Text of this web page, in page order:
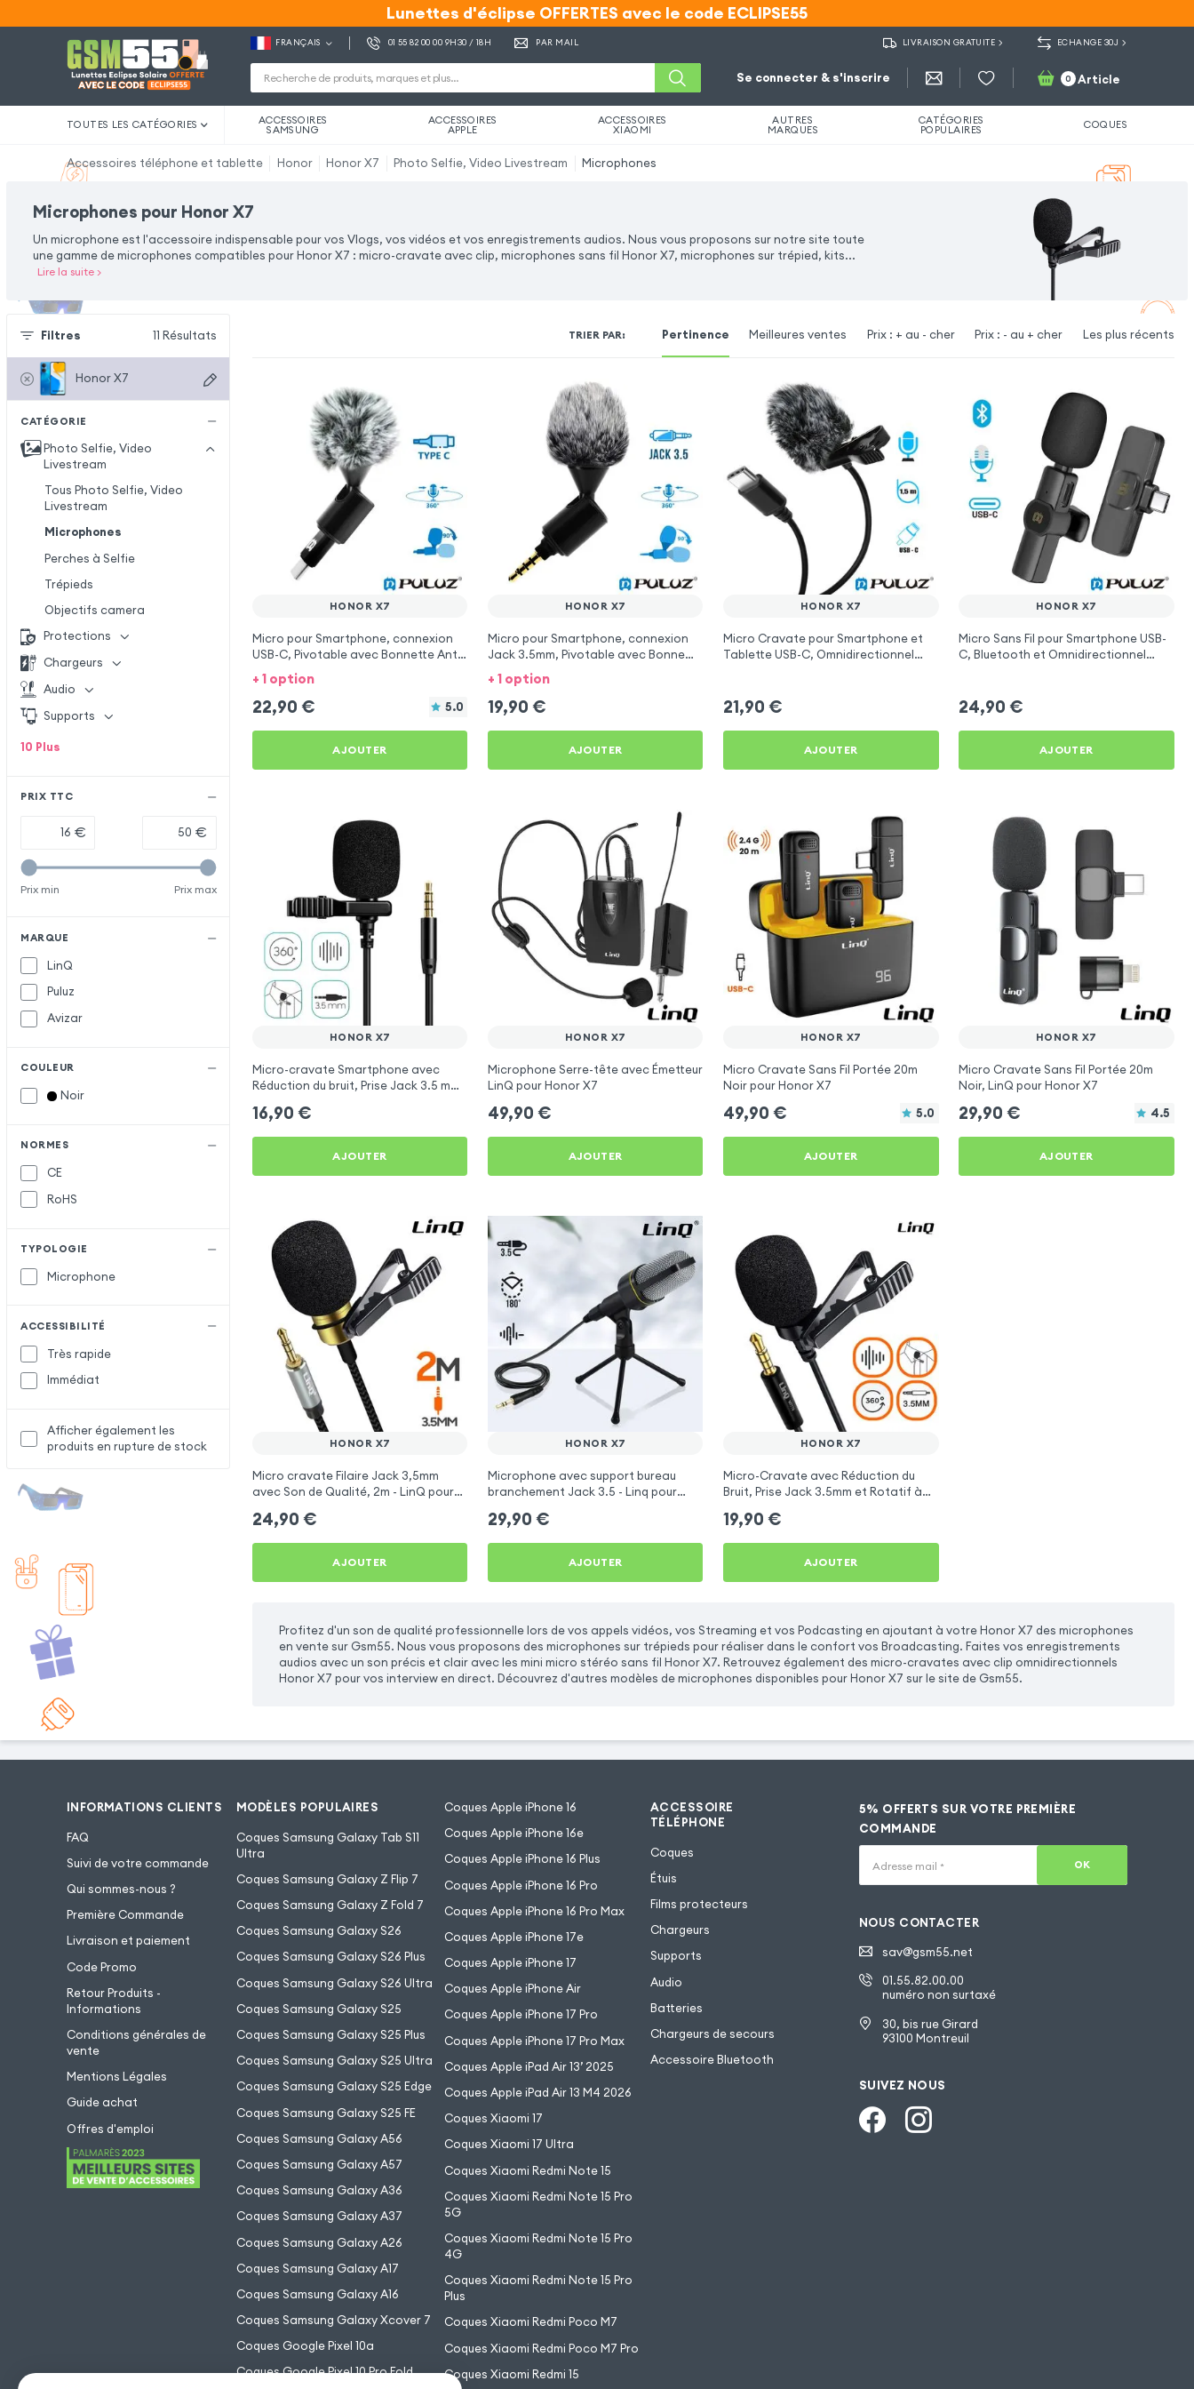
Lunettes d'éclipse OFFERTES avec le code ECLIPSE55
Lunettes d'éclipse OFFERTES avec le code ECLIPSE55
FRANÇAIS 01 55 82 00 00 9H30 / 18H PAR MAIL LIVRAISON GRATUITE ECHANGE 30J
Se connecter & s'inscrire 0 Article
TOUTES LES CATÉGORIES ACCESSOIRES
SAMSUNG
ACCESSOIRES
APPLE
ACCESSOIRES
XIAOMI
AUTRES
MARQUES
CATÉGORIES
POPULAIRES COQUES
Accessoires téléphone et tablette Honor Honor X7 Photo Selfie, Video Livestream Microphones
Microphones pour Honor X7
Un microphone est l'accessoire indispensable pour vos Vlogs, vos vidéos et vos enregistrements audios. Nous vous proposons sur notre site toute
une gamme de microphones compatibles pour Honor X7 : micro-cravate avec clip, microphones sans fil Honor X7, microphones sur trépied, kits...
Lire la suite>
Filtres 11 Résultats
Honor X7
CATÉGORIE
Photo Selfie, Video
Livestream
Tous Photo Selfie, Video
Livestream
Microphones
Perches à Selfie
Trépieds
Objectifs camera
Protections
Chargeurs
Audio
Supports
10 Plus
PRIX TTC
€ €
Prix min Prix max
MARQUE
LinQ
Puluz
Avizar
COULEUR
Noir
NORMES
CE
RoHS
TYPOLOGIE
Microphone
ACCESSIBILITÉ
Très rapide
Immédiat
Afficher également les
produits en rupture de stock
TRIER PAR: Pertinence Meilleures ventes Prix : + au - cher Prix : - au + cher Les plus récents
HONOR X7
Micro pour Smartphone, connexion
USB-C, Pivotable avec Bonnette Anti-
Vent - Noir
+ 1 option
22,90 € 5.0
AJOUTER
HONOR X7
Micro pour Smartphone, connexion
Jack 3.5mm, Pivotable avec Bonnette
Anti-Vent - Puluz
+ 1 option
19,90 €
AJOUTER
HONOR X7
Micro Cravate pour Smartphone et
Tablette USB-C, Omnidirectionnel
21,90 €
AJOUTER
HONOR X7
Micro Sans Fil pour Smartphone USB-
C, Bluetooth et Omnidirectionnel
24,90 €
AJOUTER
HONOR X7
Micro-cravate Smartphone avec
Réduction du bruit, Prise Jack 3.5 mm,
16,90 €
AJOUTER
HONOR X7
Microphone Serre-tête avec Émetteur
LinQ pour Honor X7
49,90 €
AJOUTER
HONOR X7
Micro Cravate Sans Fil Portée 20m
Noir pour Honor X7
49,90 € 5.0
AJOUTER
HONOR X7
Micro Cravate Sans Fil Portée 20m
Noir, LinQ pour Honor X7
29,90 € 4.5
AJOUTER
HONOR X7
Micro cravate Filaire Jack 3,5mm
avec Son de Qualité, 2m - LinQ pour
24,90 €
AJOUTER
HONOR X7
Microphone avec support bureau
branchement Jack 3.5 - Linq pour
29,90 €
AJOUTER
HONOR X7
Micro-Cravate avec Réduction du
Bruit, Prise Jack 3.5mm et Rotatif à
19,90 €
AJOUTER
Profitez d'un son de qualité professionnelle lors de vos appels vidéos, vos Streaming et vos Podcasting en ajoutant à votre Honor X7 des microphones
en vente sur Gsm55. Nous vous proposons des microphones sur trépieds pour réaliser dans le confort vos Broadcasting. Faites vos enregistrements
audios avec un son précis et clair avec les mini micro stéréo sans fil Honor X7. Retrouvez également des micro-cravates avec clip omnidirectionnels
Honor X7 pour vos interview en direct. Découvrez d'autres modèles de microphones disponibles pour Honor X7 sur le site de Gsm55.
INFORMATIONS CLIENTS
FAQ
Suivi de votre commande
Qui sommes-nous ?
Première Commande
Livraison et paiement
Code Promo
Retour Produits -
Informations
Conditions générales de
vente
Mentions Légales
Guide achat
Offres d'emploi
MODÈLES POPULAIRES
Coques Samsung Galaxy Tab S11
Ultra
Coques Samsung Galaxy Z Flip 7
Coques Samsung Galaxy Z Fold 7
Coques Samsung Galaxy S26
Coques Samsung Galaxy S26 Plus
Coques Samsung Galaxy S26 Ultra
Coques Samsung Galaxy S25
Coques Samsung Galaxy S25 Plus
Coques Samsung Galaxy S25 Ultra
Coques Samsung Galaxy S25 Edge
Coques Samsung Galaxy S25 FE
Coques Samsung Galaxy A56
Coques Samsung Galaxy A57
Coques Samsung Galaxy A36
Coques Samsung Galaxy A37
Coques Samsung Galaxy A26
Coques Samsung Galaxy A17
Coques Samsung Galaxy A16
Coques Samsung Galaxy Xcover 7
Coques Google Pixel 10a
Coques Google Pixel 10 Pro Fold
Coques Apple iPhone 16
Coques Apple iPhone 16e
Coques Apple iPhone 16 Plus
Coques Apple iPhone 16 Pro
Coques Apple iPhone 16 Pro Max
Coques Apple iPhone 17e
Coques Apple iPhone 17
Coques Apple iPhone Air
Coques Apple iPhone 17 Pro
Coques Apple iPhone 17 Pro Max
Coques Apple iPad Air 13’ 2025
Coques Apple iPad Air 13 M4 2026
Coques Xiaomi 17
Coques Xiaomi 17 Ultra
Coques Xiaomi Redmi Note 15
Coques Xiaomi Redmi Note 15 Pro
5G
Coques Xiaomi Redmi Note 15 Pro
4G
Coques Xiaomi Redmi Note 15 Pro
Plus
Coques Xiaomi Redmi Poco M7
Coques Xiaomi Redmi Poco M7 Pro
Coques Xiaomi Redmi 15
ACCESSOIRE
TÉLÉPHONE
Coques
Étuis
Films protecteurs
Chargeurs
Supports
Audio
Batteries
Chargeurs de secours
Accessoire Bluetooth
5% OFFERTS SUR VOTRE PREMIÈRE
COMMANDE
Adresse mail * OK
NOUS CONTACTER
sav@gsm55.net
01.55.82.00.00
numéro non surtaxé
30, bis rue Girard
93100 Montreuil
SUIVEZ NOUS